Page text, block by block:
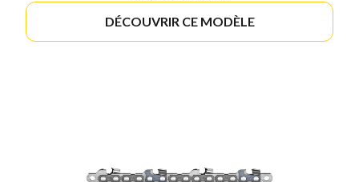
DÉCOUVRIR CE MODÈLE